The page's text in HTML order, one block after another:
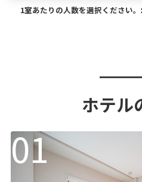
1室あたりの人数を選択ください
ホテル